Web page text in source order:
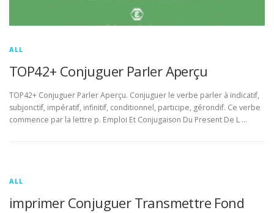
ALL
TOP42+ Conjuguer Parler Aperçu
TOP42+ Conjuguer Parler Aperçu. Conjuguer le verbe parler à indicatif,
subjonctif, impératif, infinitif, conditionnel, participe, gérondif. Ce verbe
commence par la lettre p. Emploi Et Conjugaison Du Present De L …
ALL
imprimer Conjuguer Transmettre Fond